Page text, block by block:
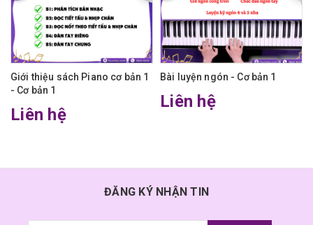
Giới thiệu sách Piano cơ bản 1
- Cơ bản 1
Liên hệ
Bài luyện ngón - Cơ bản 1
Liên hệ
ĐĂNG KÝ NHẬN TIN